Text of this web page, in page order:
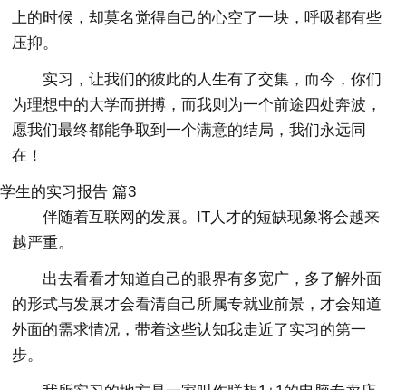
上的时候，却莫名觉得自己的心空了一块，呼吸都有些
压抑。
实习，让我们的彼此的人生有了交集，而今，你们
为理想中的大学而拼搏，而我则为一个前途四处奔波，
愿我们最终都能争取到一个满意的结局，我们永远同
在！
学生的实习报告 篇3
伴随着互联网的发展。IT人才的短缺现象将会越来
越严重。
出去看看才知道自己的眼界有多宽广，多了解外面
的形式与发展才会看清自己所属专就业前景，才会知道
外面的需求情况，带着这些认知我走近了实习的第一
步。